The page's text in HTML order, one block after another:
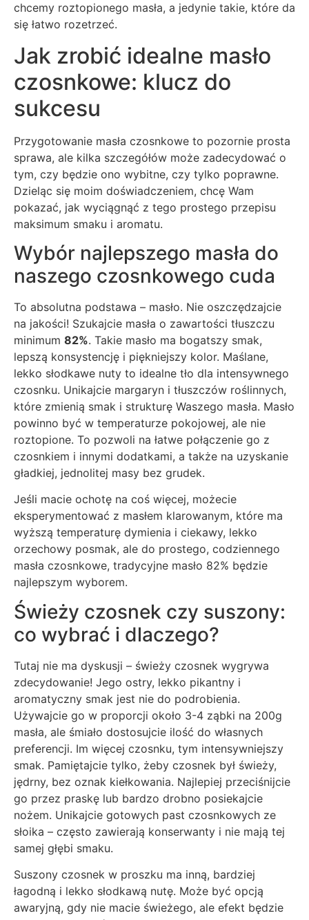
chcemy roztopionego masła, a jedynie takie, które da
się łatwo rozetrzeć.
Jak zrobić idealne masło
czosnkowe: klucz do
sukcesu
Przygotowanie masła czosnkowe to pozornie prosta
sprawa, ale kilka szczegółów może zadecydować o
tym, czy będzie ono wybitne, czy tylko poprawne.
Dzieląc się moim doświadczeniem, chcę Wam
pokazać, jak wyciągnąć z tego prostego przepisu
maksimum smaku i aromatu.
Wybór najlepszego masła do
naszego czosnkowego cuda
To absolutna podstawa – masło. Nie oszczędzajcie
na jakości! Szukajcie masła o zawartości tłuszczu
minimum 82%. Takie masło ma bogatszy smak,
lepszą konsystencję i piękniejszy kolor. Maślane,
lekko słodkawe nuty to idealne tło dla intensywnego
czosnku. Unikajcie margaryn i tłuszczów roślinnych,
które zmienią smak i strukturę Waszego masła. Masło
powinno być w temperaturze pokojowej, ale nie
roztopione. To pozwoli na łatwe połączenie go z
czosnkiem i innymi dodatkami, a także na uzyskanie
gładkiej, jednolitej masy bez grudek.
Jeśli macie ochotę na coś więcej, możecie
eksperymentować z masłem klarowanym, które ma
wyższą temperaturę dymienia i ciekawy, lekko
orzechowy posmak, ale do prostego, codziennego
masła czosnkowe, tradycyjne masło 82% będzie
najlepszym wyborem.
Świeży czosnek czy suszony:
co wybrać i dlaczego?
Tutaj nie ma dyskusji – świeży czosnek wygrywa
zdecydowanie! Jego ostry, lekko pikantny i
aromatyczny smak jest nie do podrobienia.
Używajcie go w proporcji około 3-4 ząbki na 200g
masła, ale śmiało dostosujcie ilość do własnych
preferencji. Im więcej czosnku, tym intensywniejszy
smak. Pamiętajcie tylko, żeby czosnek był świeży,
jędrny, bez oznak kiełkowania. Najlepiej przeciśnijcie
go przez praskę lub bardzo drobno posiekajcie
nożem. Unikajcie gotowych past czosnkowych ze
słoika – często zawierają konserwanty i nie mają tej
samej głębi smaku.
Suszony czosnek w proszku ma inną, bardziej
łagodną i lekko słodkawą nutę. Może być opcją
awaryjną, gdy nie macie świeżego, ale efekt będzie